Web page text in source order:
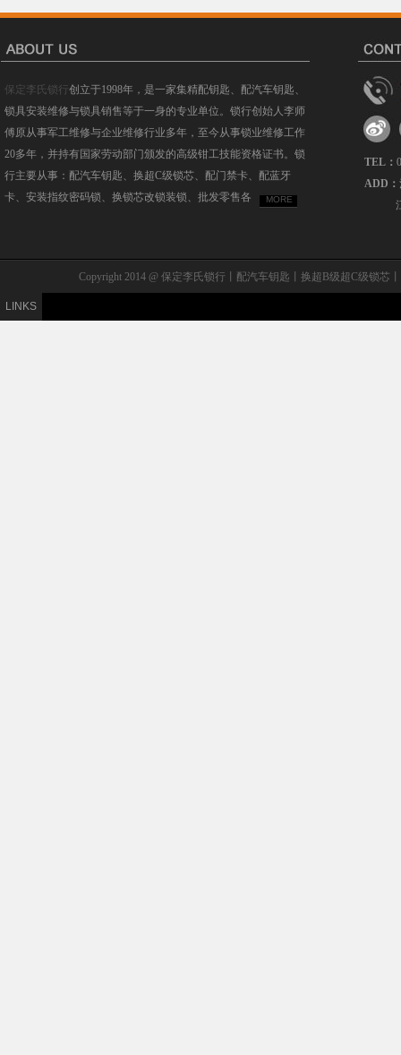
保定李氏锁行创立于1998年，是一家集精配钥匙、配汽车钥匙、
锁具安装维修与锁具销售等于一身的专业单位。锁行创始人李师
傅原从事军工维修与企业维修行业多年，至今从事锁业维修工作
20多年，并持有国家劳动部门颁发的高级钳工技能资格证书。锁
行主要从事：配汽车钥匙、换超C级锁芯、配门禁卡、配蓝牙
卡、安装指纹密码锁、换锁芯改锁装锁、批发零售各
MORE
TEL：
ADD：
Copyright 2014 @ 保定李氏锁行丨配汽车钥匙丨换超B级超C级锁
LINKS